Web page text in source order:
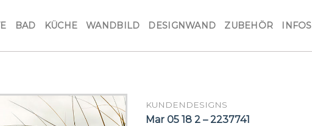
BAD KÜCHE WANDBILD DESIGNWAND ZUBEHÖR INFOS
KUNDENDESIGNS
Mar 05 18 2 – 2237741